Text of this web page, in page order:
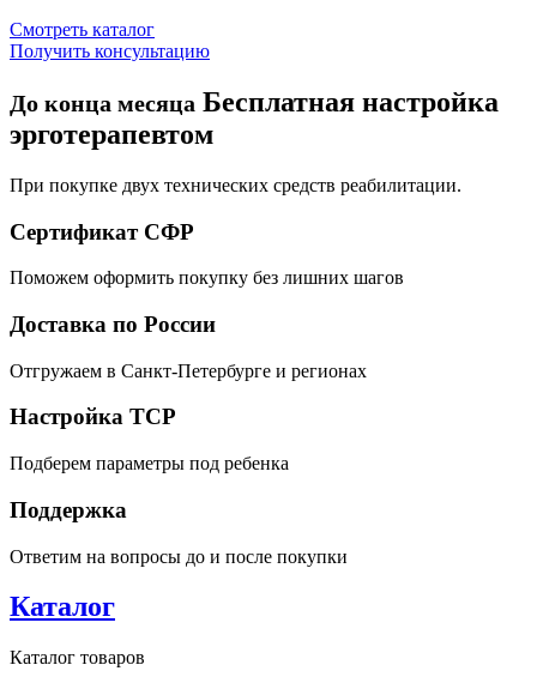
Смотреть каталог
Получить консультацию
До конца месяца Бесплатная настройка
эрготерапевтом
При покупке двух технических средств реабилитации.
Сертификат СФР
Поможем оформить покупку без лишних шагов
Доставка по России
Отгружаем в Санкт-Петербурге и регионах
Настройка ТСР
Подберем параметры под ребенка
Поддержка
Ответим на вопросы до и после покупки
Каталог
Каталог товаров